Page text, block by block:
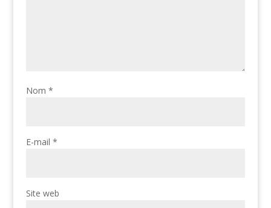
Nom *
E-mail *
Site web